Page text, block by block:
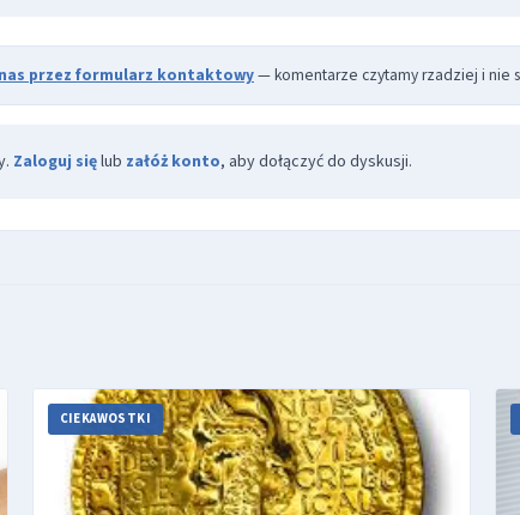
przez formularz kontaktowy— komentarze czytamy rzadziej i nie
Zaloguj sięlub załóż konto, aby dołączyć do dyskusji.
CIEKAWOSTKI